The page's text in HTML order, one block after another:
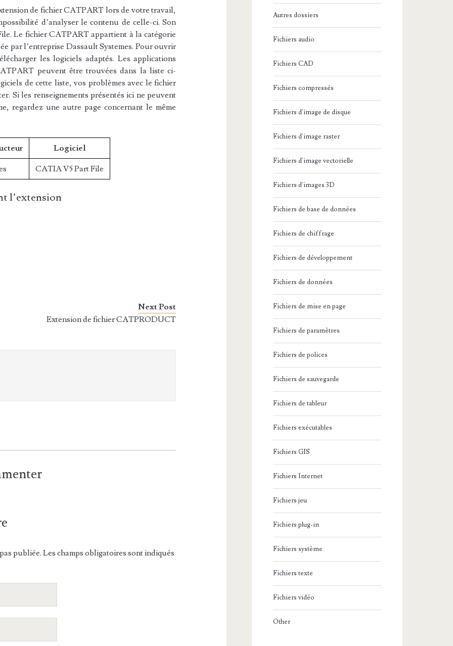
de fichier CATPART lors de votre travail,
d’analyser le contenu de celle-ci. Son
Le fichier CATPART appartient à la catégorie
par l’entreprise Dassault Systemes. Pour ouvrir
les logiciels adaptés. Les applications
peuvent être trouvées dans la liste ci-
de cette liste, vos problèmes avec le fichier
Si les renseignements présentés ici ne peuvent
regardez une autre page concernant le même
Logiciel
CATIA V5 Part File
l’extension
Next Post
Extension de fichier CATPRODUCT
publiée. Les champs obligatoires sont indiqués
Autres dossiers
Fichiers audio
Fichiers CAD
Fichiers compressés
Fichiers d'image de disque
Fichiers d'image raster
Fichiers d'image vectorielle
Fichiers d'images 3D
Fichiers de base de données
Fichiers de chiffrage
Fichiers de développement
Fichiers de données
Fichiers de mise en page
Fichiers de paramètres
Fichiers de polices
Fichiers de sauvegarde
Fichiers de tableur
Fichiers exécutables
Fichiers GIS
Fichiers Internet
Fichiers jeu
Fichiers plug-in
Fichiers système
Fichiers texte
Fichiers vidéo
Other